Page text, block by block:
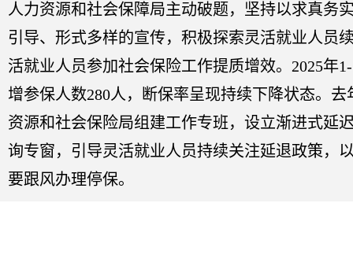
人力资源和社会保障局主动破题，坚持以求真务
引导、形式多样的宣传，积极探索灵活就业人员
活就业人员参加社会保险工作提质增效。2025年
增参保人数280人，断保率呈现持续下降状态。
资源和社会保险局组建工作专班，设立渐进式延
询专窗，引导灵活就业人员持续关注延退政策，
要跟风办理停保。